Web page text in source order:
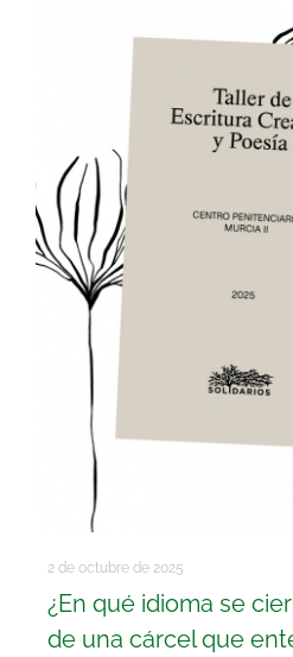
2 de octubre de 2025
¿En qué idioma se
de una cárcel que